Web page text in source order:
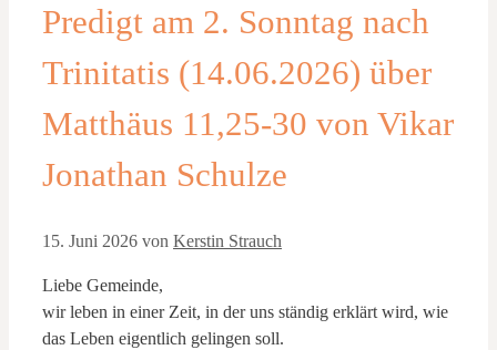
Predigt am 2. Sonntag nach
Trinitatis (14.06.2026) über
Matthäus 11,25-30 von Vikar
Jonathan Schulze
15. Juni 2026 von Kerstin Strauch
Liebe Gemeinde,
wir leben in einer Zeit, in der uns ständig erklärt wird, wie
das Leben eigentlich gelingen soll.